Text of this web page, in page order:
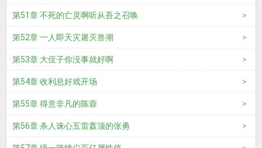
第51章 不死的亡灵啊听从吾之召唤
第52章 一人即天灾屠灭兽潮
第53章 大侄子你没事就好啊
第54章 收利息好戏开场
第55章 得意非凡的陈蓉
第56章 杀人诛心五雷轰顶的张勇